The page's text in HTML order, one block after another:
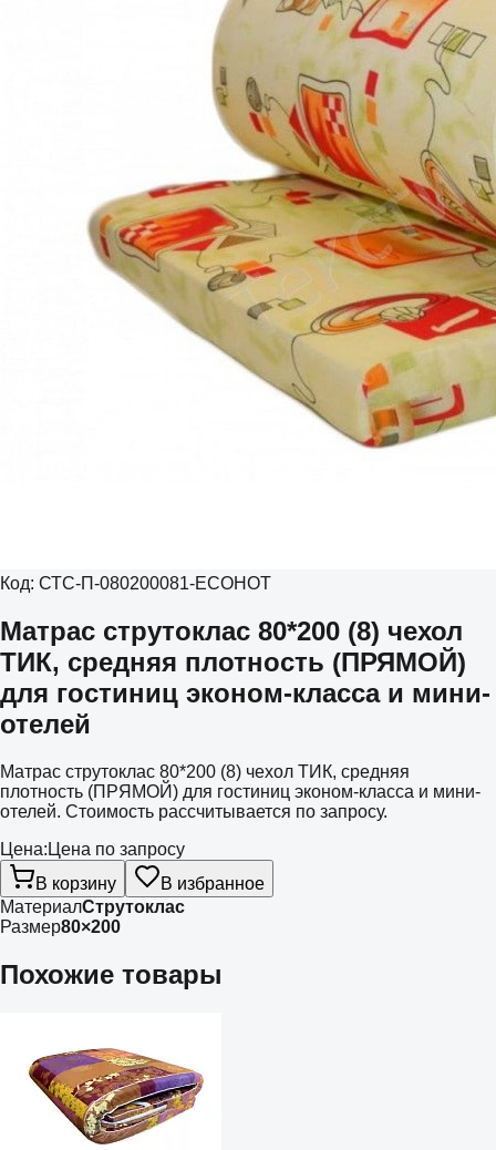
Код: СТС-П-080200081-ECOHOT
Матрас струтоклас 80*200 (8) чехол
ТИК, средняя плотность (ПРЯМОЙ)
для гостиниц эконом-класса и мини-
отелей
Матрас струтоклас 80*200 (8) чехол ТИК, средняя
плотность (ПРЯМОЙ) для гостиниц эконом-класса и мини-
отелей. Стоимость рассчитывается по запросу.
Цена: Цена по запросу
В корзину
В избранное
МатериалСтрутоклас
Размер80×200
Похожие товары